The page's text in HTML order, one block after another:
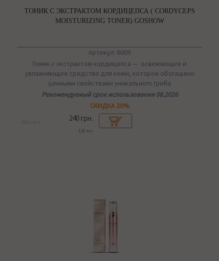
ТОНИК С ЭКСТРАКТОМ КОРДИЦЕПСА ( CORDYCEPS
MOISTURIZING TONER) GOSHOW
Артикул: 6009
Тоник с экстрактом кордицепса — освежающее и
увлажняющее средство для кожи, которое обогащено
ценными свойствами уникального гриба
Рекомендуемый срок использования 08.2026
СКИДКА 20%
240 грн.
120 мл